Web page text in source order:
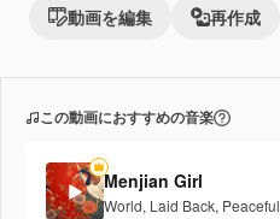
動画を編集 再作成
この動画におすすめの音楽
Menjian Girl
World, Laid Back, Peaceful